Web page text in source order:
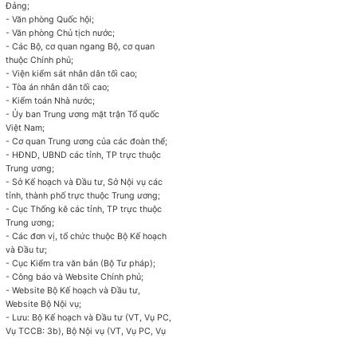
Đảng;
- Văn phòng Quốc hội;
- Văn phòng Chủ tịch nước;
- Các Bộ, cơ quan ngang Bộ, cơ quan
thuộc Chính phủ;
- Viện kiểm sát nhân dân tối cao;
- Tòa án nhân dân tối cao;
- Kiểm toán Nhà nước;
- Ủy ban Trung ương mặt trận Tổ quốc
Việt Nam;
- Cơ quan Trung ương của các đoàn thể;
- HĐND, UBND các tỉnh, TP trực thuộc
Trung ương;
- Sở Kế hoạch và Đầu tư, Sở Nội vụ các
tỉnh, thành phố trực thuộc Trung ương;
- Cục Thống kê các tỉnh, TP trực thuộc
Trung ương;
- Các đơn vị, tổ chức thuộc Bộ Kế hoạch
và Đầu tư;
- Cục Kiểm tra văn bản (Bộ Tư pháp);
- Công báo và Website Chính phủ;
- Website Bộ Kế hoạch và Đầu tư,
Website Bộ Nội vụ;
- Lưu: Bộ Kế hoạch và Đầu tư (VT, Vụ PC,
Vụ TCCB: 3b), Bộ Nội vụ (VT, Vụ PC, Vụ